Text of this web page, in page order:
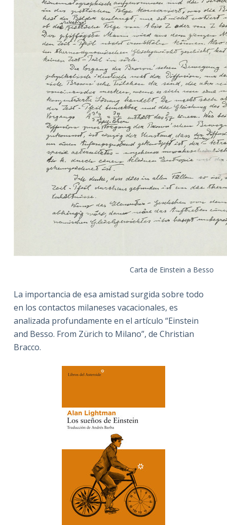
Carta de Einstein a Besso
La importancia de esa amistad surgida sobre todo
en los contactos milaneses vacacionales, es
analizada profundamente en el artículo “Einstein
and Besso. From Zürich to Milano”, de Christian
Bracco.